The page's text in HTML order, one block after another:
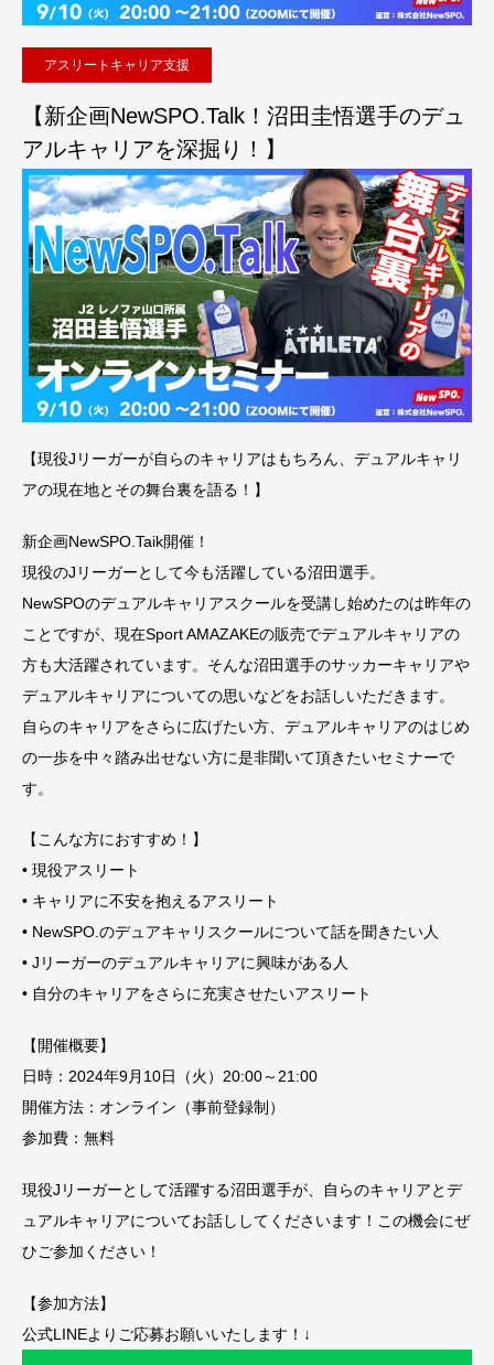
アスリートキャリア支援
【新企画NewSPO.Talk！沼田圭悟選手のデュ
アルキャリアを深掘り！】
【現役Jリーガーが自らのキャリアはもちろん、デュアルキャリ
アの現在地とその舞台裏を語る！】
新企画NewSPO.Taik開催！
現役のJリーガーとして今も活躍している沼田選手。
NewSPOのデュアルキャリアスクールを受講し始めたのは昨年の
ことですが、現在Sport AMAZAKEの販売でデュアルキャリアの
方も大活躍されています。そんな沼田選手のサッカーキャリアや
デュアルキャリアについての思いなどをお話しいただきます。
自らのキャリアをさらに広げたい方、デュアルキャリアのはじめ
の一歩を中々踏み出せない方に是非聞いて頂きたいセミナーで
す。
【こんな方におすすめ！】
• 現役アスリート
• キャリアに不安を抱えるアスリート
• NewSPO.のデュアキャリスクールについて話を聞きたい人
• Jリーガーのデュアルキャリアに興味がある人
• 自分のキャリアをさらに充実させたいアスリート
【開催概要】
日時：2024年9月10日（火）20:00～21:00
開催方法：オンライン（事前登録制）
参加費：無料
現役Jリーガーとして活躍する沼田選手が、自らのキャリアとデ
ュアルキャリアについてお話ししてくださいます！この機会にぜ
ひご参加ください！
【参加方法】
公式LINEよりご応募お願いいたします！↓